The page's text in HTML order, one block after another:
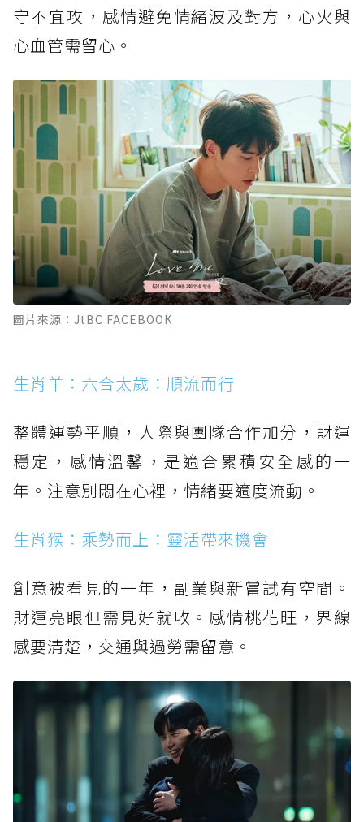
守不宜攻，感情避免情緒波及對方，心火與
心血管需留心。
圖片來源：JtBC FACEBOOK
生肖羊：六合太歲：順流而行
整體運勢平順，人際與團隊合作加分，財運
穩定，感情溫馨，是適合累積安全感的一
年。注意別悶在心裡，情緒要適度流動。
生肖猴：乘勢而上：靈活帶來機會
創意被看見的一年，副業與新嘗試有空間。
財運亮眼但需見好就收。感情桃花旺，界線
感要清楚，交通與過勞需留意。